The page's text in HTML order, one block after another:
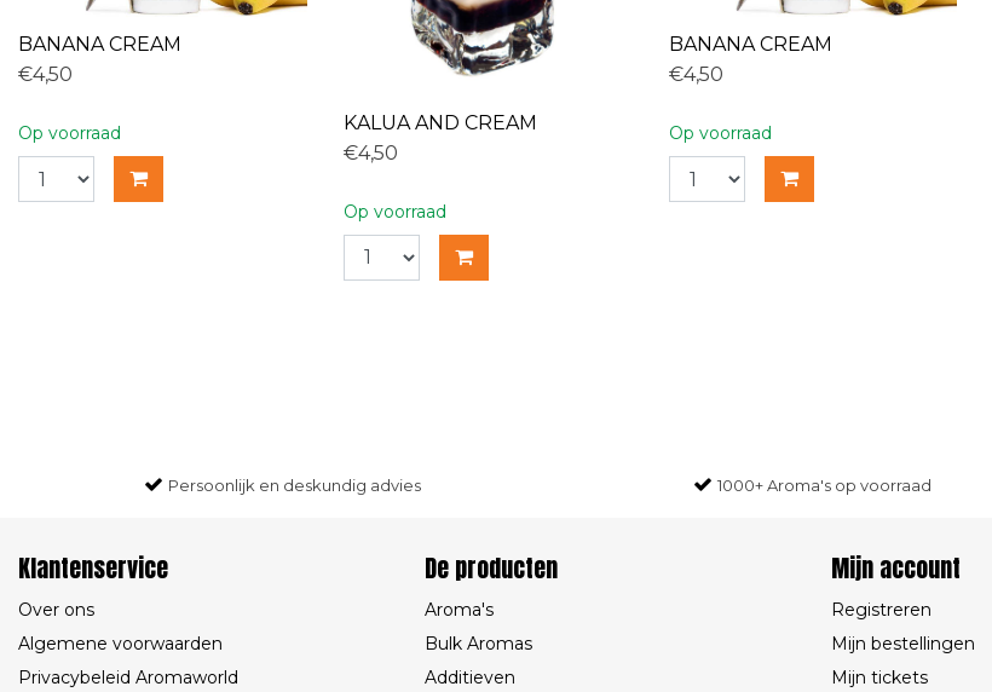
BANANA CREAM
€4,50
Op voorraad
KALUA AND CREAM
€4,50
Op voorraad
BANANA CREAM
€4,50
Op voorraad
Persoonlijk en deskundig advies 1000+ Aroma's op voorraad
Klantenservice
Over ons
Algemene voorwaarden
Privacybeleid Aromaworld
De producten
Aroma's
Bulk Aromas
Additieven
Mijn account
Registreren
Mijn bestellingen
Mijn tickets